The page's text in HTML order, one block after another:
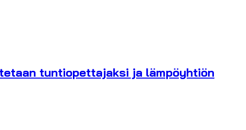
tuntiopettajaksi ja lämpöyhtiön